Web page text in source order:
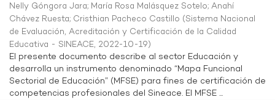
Nelly Góngora Jara; María Rosa Malásquez Sotelo; Anahí
Chávez Ruesta; Cristhian Pacheco Castillo (Sistema Nacional
de Evaluación, Acreditación y Certificación de la Calidad
Educativa - SINEACE, 2022-10-19)
El presente documento describe al sector Educación y
desarrolla un instrumento denominado “Mapa Funcional
Sectorial de Educación” (MFSE) para fines de certificación de
competencias profesionales del Sineace. El MFSE ...